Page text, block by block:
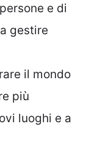
e di
gestire
il mondo
più
luoghi e a